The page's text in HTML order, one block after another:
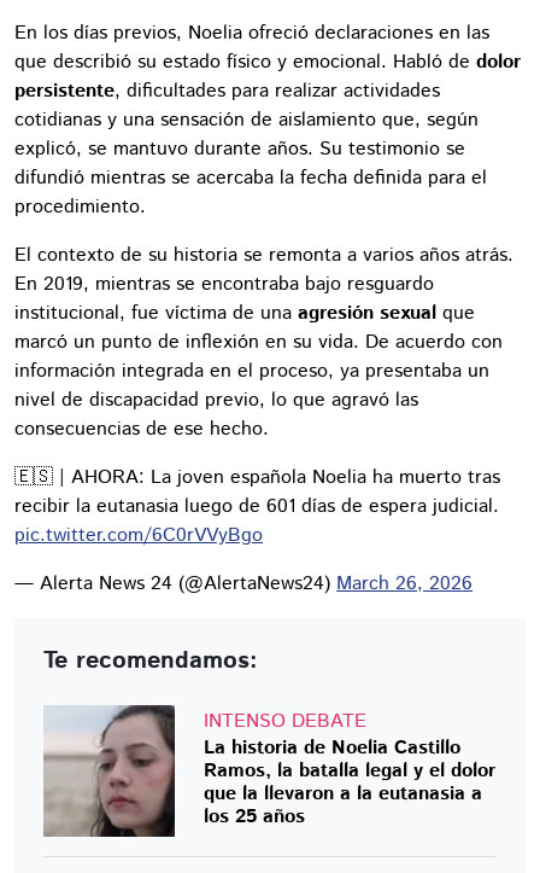
En los días previos, Noelia ofreció declaraciones en las
que describió su estado físico y emocional. Habló de dolor
persistente, dificultades para realizar actividades
cotidianas y una sensación de aislamiento que, según
explicó, se mantuvo durante años. Su testimonio se
difundió mientras se acercaba la fecha definida para el
procedimiento.
El contexto de su historia se remonta a varios años atrás.
En 2019, mientras se encontraba bajo resguardo
institucional, fue víctima de una agresión sexual que
marcó un punto de inflexión en su vida. De acuerdo con
información integrada en el proceso, ya presentaba un
nivel de discapacidad previo, lo que agravó las
consecuencias de ese hecho.
🇪🇸 | AHORA: La joven española Noelia ha muerto tras
recibir la eutanasia luego de 601 días de espera judicial.
pic.twitter.com/6C0rVVyBgo
— Alerta News 24 (@AlertaNews24) March 26, 2026
Te recomendamos:
INTENSO DEBATE
La historia de Noelia Castillo
Ramos, la batalla legal y el dolor
que la llevaron a la eutanasia a
los 25 años